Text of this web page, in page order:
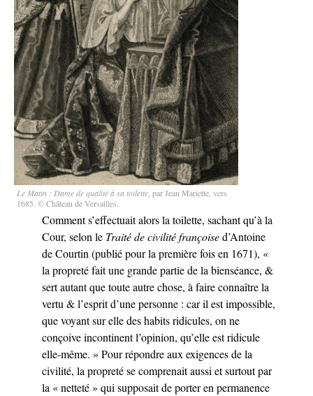
Le Matin : Dame de qualité à sa toilette , par Jean Mariette, vers
1685. © Château de Versailles.
Comment s’effectuait alors la toilette, sachant qu’à la
Cour, selon le Traité de civilité françoised’Antoine
de Courtin (publié pour la première fois en 1671), «
la propreté fait une grande partie de la bienséance, &
sert autant que toute autre chose, à faire connaître la
vertu & l’esprit d’une personne : car il est impossible,
que voyant sur elle des habits ridicules, on ne
conçoive incontinent l’opinion, qu’elle est ridicule
elle-même. » Pour répondre aux exigences de la
civilité, la propreté se comprenait aussi et surtout par
la « netteté » qui supposait de porter en permanence